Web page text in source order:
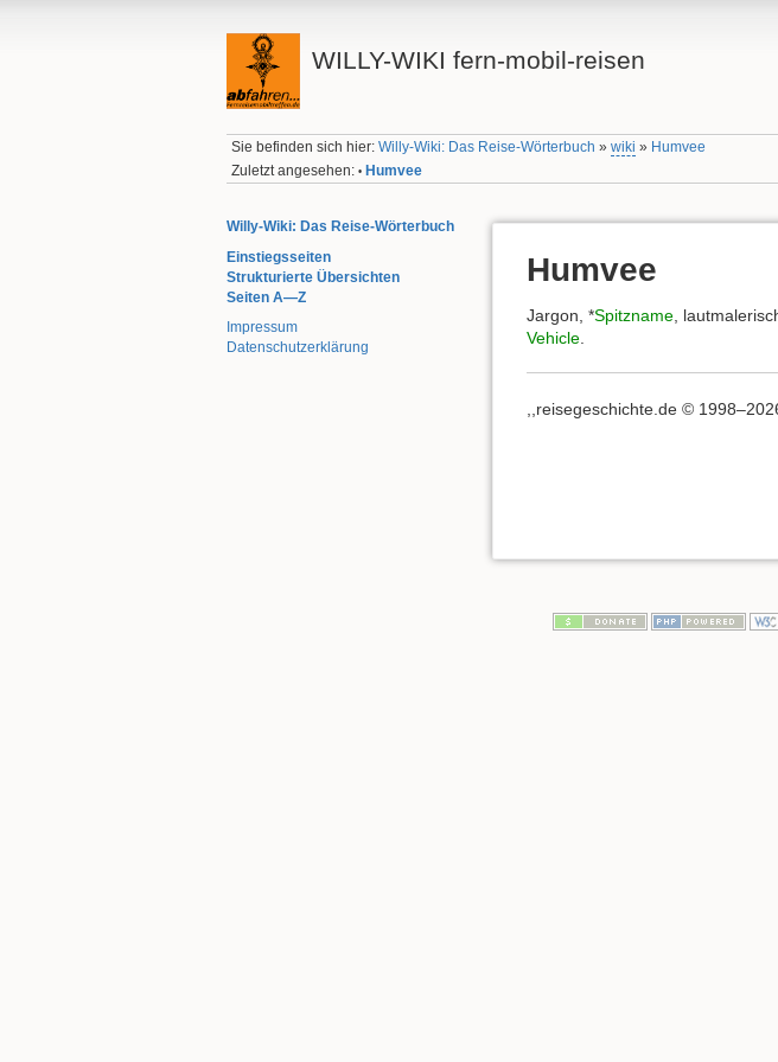
WILLY-WIKI fern-mobil-reisen
Sie befinden sich hier:Willy-Wiki: Das Reise-Wörterbuch »wiki » Humvee
Zuletzt angesehen: • Humvee
Willy-Wiki: Das Reise-Wörterbuch
Einstiegsseiten
Strukturierte Übersichten
Seiten A—Z
Impressum
Datenschutzerklärung
Humvee
Jargon, *Spitzname ,
Vehicle
,,reisegeschichte.de ©